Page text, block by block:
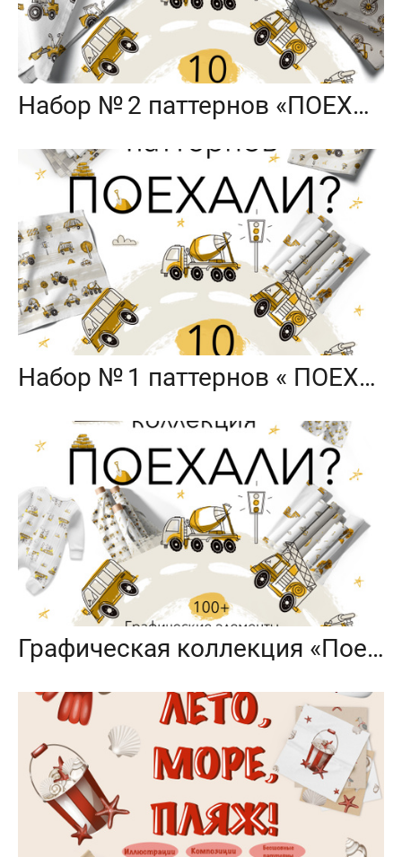
Набор № 2 паттернов «ПОЕХАЛИ?»
Набор № 1 паттернов « ПОЕХАЛИ?»
Графическая коллекция «Поехали?»